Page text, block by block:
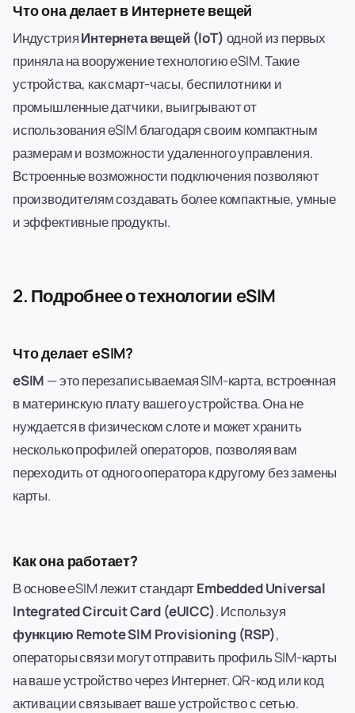
Что она делает в Интернете вещей
ИндустрияИнтернета вещей (IoT) одной из первых
приняла на вооружение технологию eSIM. Такие
устройства, как смарт-часы, беспилотники и
промышленные датчики, выигрывают от
использования eSIM благодаря своим компактным
размерам и возможности удаленного управления.
Встроенные возможности подключения позволяют
производителям создавать более компактные, умные
и эффективные продукты.
2. Подробнее о технологии eSIM
Что делает eSIM?
eSIM — это перезаписываемая SIM-карта, встроенная
в материнскую плату вашего устройства. Она не
нуждается в физическом слоте и может хранить
несколько профилей операторов, позволяя вам
переходить от одного оператора к другому без замены
карты.
Как она работает?
В основе eSIM лежит стандартEmbedded Universal
Integrated Circuit Card (eUICC). Используя
функцию Remote SIM Provisioning (RSP),
операторы связи могут отправить профиль SIM-карты
на ваше устройство через Интернет. QR-код или код
активации связывает ваше устройство с сетью.